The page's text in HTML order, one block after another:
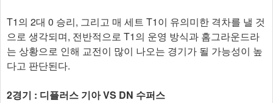
T1의 2대 0 승리, 그리고 매 세트 T1이 유의미한 격차를 낼 것
으로 생각되며, 전반적으로 T1의 운영 방식과 홈그라운드라
는 상황으로 인해 교전이 많이 나오는 경기가 될 가능성이 높
다고 판단된다.
2경기 : 디플러스 기아 VS DN 수퍼스